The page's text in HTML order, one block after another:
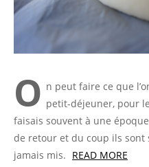
O n peut faire ce que
petit-déjeuner, pour
faisais souvent à une
de retour et du coup ils sont
jamais mis. READ MORE